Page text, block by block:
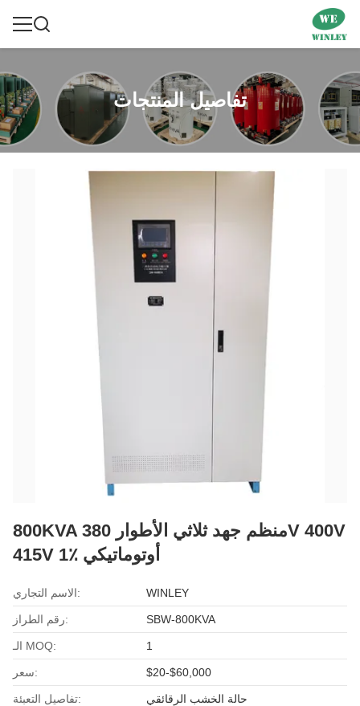
تفاصيل المنتجات
800KVA منظم جهد ثلاثي الأطوار 380V 400V
415V 1٪ أوتوماتيكي
الاسم التجاري: WINLEY
رقم الطراز: SBW-800KVA
الـ MOQ: 1
سعر: $20-$60,000
تفاصيل التعبئة: حالة الخشب الرقائقي